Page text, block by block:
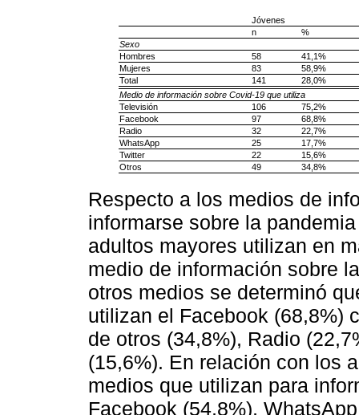
Jóvenes
n
%
Sexo
Hombres
58
41,1%
Mujeres
83
58,9%
Total
141
28,0%
Medio de información sobre Covid-19 que utiliza
Televisión
106
75,2%
Facebook
97
68,8%
Radio
32
22,7%
WhatsApp
25
17,7%
Twitter
22
15,6%
Otros
49 34,8%
Respecto a los medios de
informarse sobre la
adultos mayores utilizan en
medio de información sobre
otros medios se determinó
utilizan el Facebook (68,8%)
de otros (34,8%), Radio
(15,6%). En relación con los
medios que utilizan para
Facebook (54,8%),